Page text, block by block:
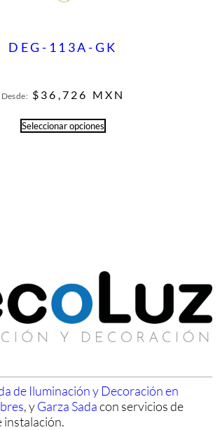
DEG-113A-GK
Desde: $ 36,726 MXN
Seleccionar opciones
de Iluminación y Decoración en
, yGarza Sadacon servicios de
instalación.